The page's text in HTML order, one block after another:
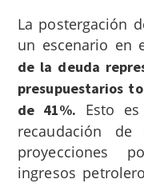
La postergación
un escenario en
de la deuda
presupuestarios
de 41%. Esto
recaudación
proyecciones
ingresos